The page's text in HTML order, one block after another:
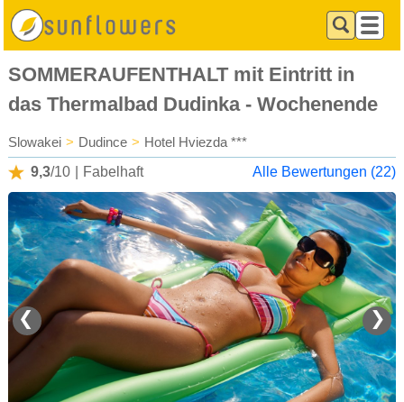
SOMMERAUFENTHALT mit Eintritt in
das Thermalbad Dudinka - Wochenende
Slowakei > Dudince > Hotel Hviezda ***
9,3/10 Fabelhaft Alle Bewertungen (22)
❮ ❯